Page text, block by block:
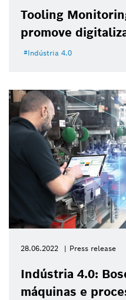
Tooling
promove
Indústria 4.0
28.06.2022 Press release
Indústria 4.0:
máquinas e